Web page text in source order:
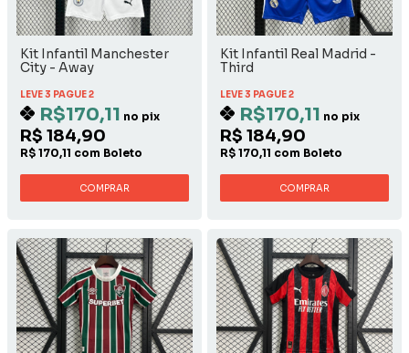
Kit Infantil Manchester
City - Away
LEVE 3 PAGUE 2
R$170,11 no pix
R$ 184,90
R$ 170,11 com Boleto
COMPRAR
Kit Infantil Real Madrid -
Third
LEVE 3 PAGUE 2
R$170,11 no pix
R$ 184,90
R$ 170,11 com Boleto
COMPRAR